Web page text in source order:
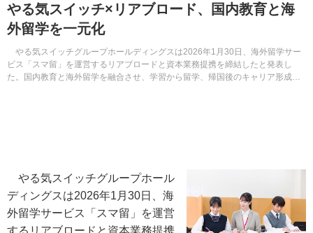
やる気スイッチ×リアブロード、国内教育と海
外留学を一元化
やる気スイッチグループホールディングスは2026年1月30日、海外留学サー
ビス「スマ留」を運営するリアブロードと資本業務提携を締結したと発表し
た。国内教育と海外留学を融合させ、学習から留学、帰国後のキャリア形成ま
やる気スイッチグループホール
ディングスは2026年1月30日、海
外留学サービス「スマ留」を運営
するリアブロードと資本業務提携